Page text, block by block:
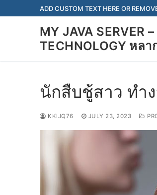
to
ADD CUSTOM TEXT HERE OR
MY JAVA SERVER
TECHNOLOGY หล
นักสืบชู้สาว ทำ
KKIJQ76 JULY 23, 2023